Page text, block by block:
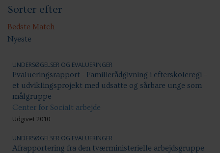
Sorter efter
Bedste Match
Nyeste
UNDERSØGELSER OG EVALUERINGER
Evalueringsrapport - Familierådgivning i efterskoleregi –
et udviklingsprojekt med udsatte og sårbare unge som
målgruppe
Center for Socialt arbejde
Udgivet 2010
UNDERSØGELSER OG EVALUERINGER
Afrapportering fra den tværministerielle arbejdsgruppe